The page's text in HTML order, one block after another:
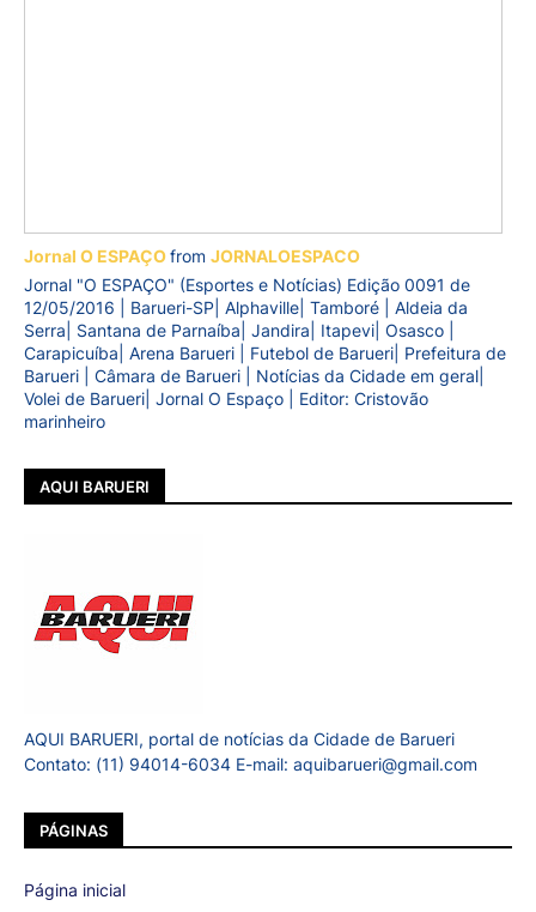
Jornal O ESPAÇOfrom JORNALOESPACO
Jornal "O ESPAÇO" (Esportes e Notícias) Edição 0091 de
12/05/2016 | Barueri-SP| Alphaville| Tamboré | Aldeia da
Serra| Santana de Parnaíba| Jandira| Itapevi| Osasco |
Carapicuíba| Arena Barueri | Futebol de Barueri| Prefeitura de
Barueri | Câmara de Barueri | Notícias da Cidade em geral|
Volei de Barueri| Jornal O Espaço | Editor: Cristovão
marinheiro
AQUI BARUERI
AQUI BARUERI, portal de notícias da Cidade de Barueri
Contato: (11) 94014-6034 E-mail: aquibarueri@gmail.com
PÁGINAS
Página inicial